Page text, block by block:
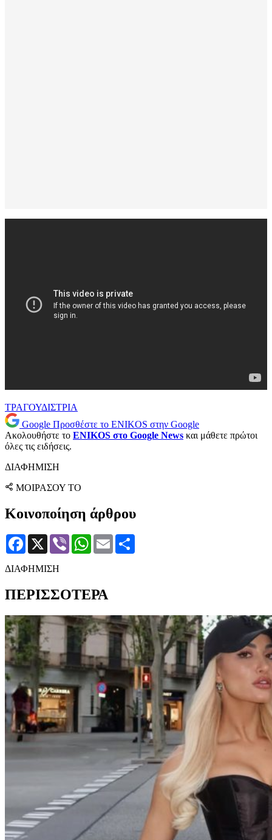
ΤΡΑΓΟΥΔΙΣΤΡΙΑ
Google Προσθέστε το ENIKOS στην Google
Ακολουθήστε το ENIKOS στο Google News και μάθετε πρώτοι
όλες τις ειδήσεις.
ΔΙΑΦΗΜΙΣΗ
ΜΟΙΡΑΣΟΥ ΤΟ
Κοινοποίηση άρθρου
Facebook
X Viber WhatsApp
Email
ΔΙΑΦΗΜΙΣΗ
ΠΕΡΙΣΣΟΤΕΡΑ